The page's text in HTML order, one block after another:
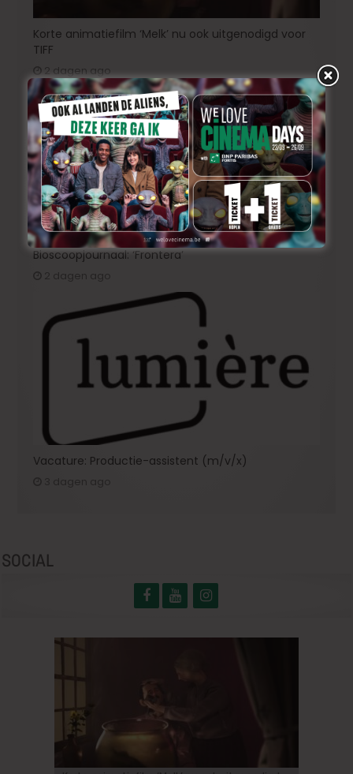
Korte animatiefilm ‘Melk’ nu ook uitgenodigd voor
TIFF
2 dagen ago
Bioscoopjournaal: ‘Frontera’
2 dagen ago
Vacature: Productie-assistent (m/v/x)
SOCIAL